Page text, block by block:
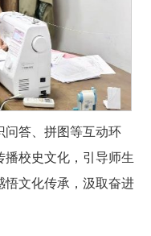
问答、拼图等互动环
播校史文化，引导师生
悟文化传承，汲取奋进